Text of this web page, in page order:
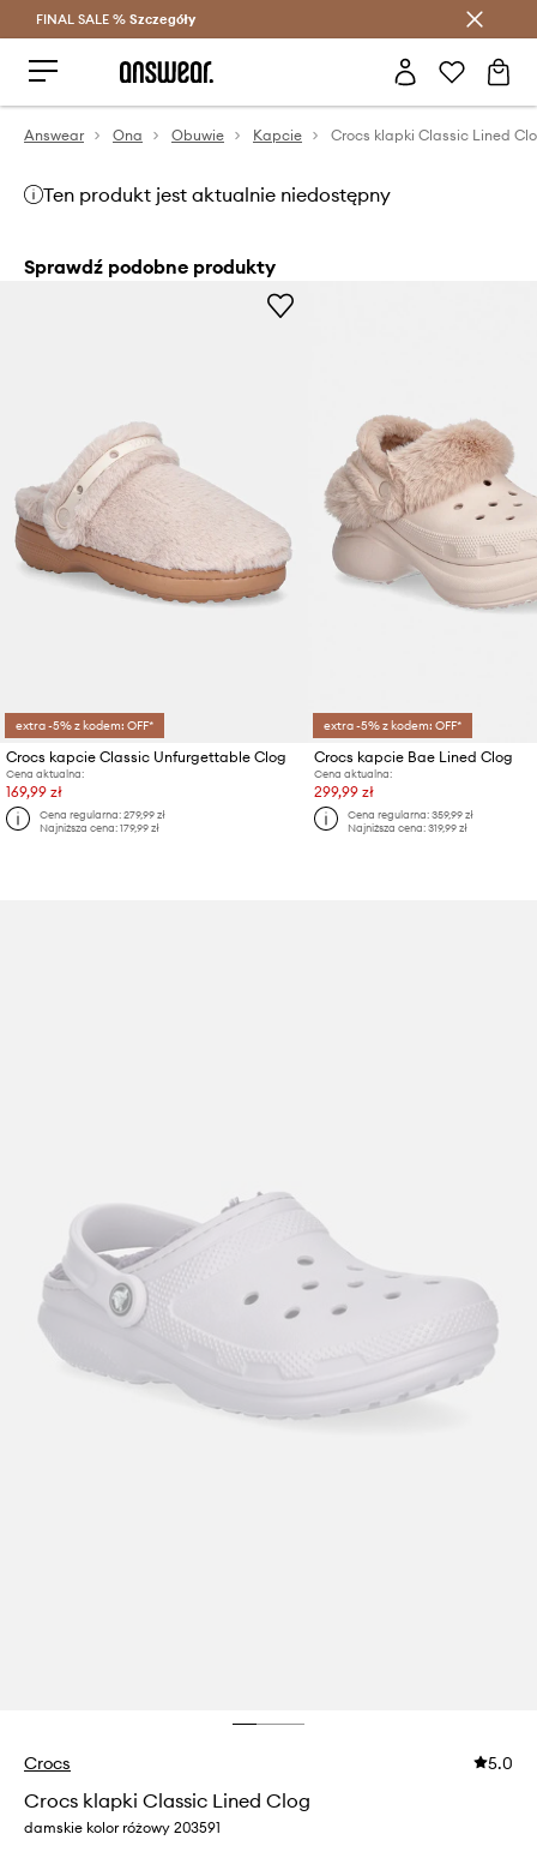
Oszczędzaj z Answear Club >
FINAL SALE % Szczegóły
Answear Ona Obuwie Kapcie Crocs klapki Classic Lined
Ten produkt jest aktualnie niedostępny
Sprawdź podobne produkty
extra -5% z kodem: OFF*
Crocs kapcie Classic Unfurgettable Clog
Cena aktualna:
169,99 zł
Cena regularna:279,99 zł
Najniższa cena:179,99 zł
extra -5% z kodem: OFF*
Crocs kapcie Bae Lined Clog
Cena aktualna:
299,99 zł
Cena regularna:359,99 zł
Najniższa cena:319,99 zł
Crocs 5.0
Crocs klapki Classic Lined Clog
damskie kolor różowy 203591